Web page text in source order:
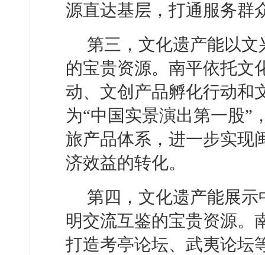
源直达基层，打通服务群
第三，文化遗产能以
的宝贵资源。南平依托文
动、文创产品孵化行动和
为“中国实景演出第一股”
旅产品体系，进一步实现
济效益的转化。
第四，文化遗产能展
明交流互鉴的宝贵资源。
打造考亭论坛、武夷论坛